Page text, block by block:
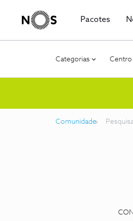
Pacotes
Categorias Centro
Comunidade